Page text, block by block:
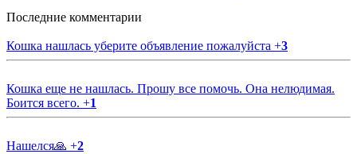
Последние комментарии
Кошка нашлась уберите объявление пожалуйста +3
Кошка еще не нашлась. Прошу все помочь. Она нелюдимая.
Боится всего. +1
Нашелся🙏 +2